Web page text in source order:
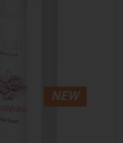
NEW